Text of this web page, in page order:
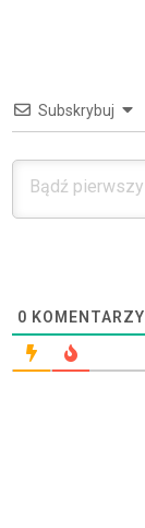
Subskrybuj
0 KOMENTARZY